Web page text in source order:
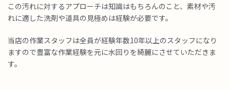
この汚れに対するアプローチは知識はもちろんのこと、素材や汚
れに適した洗剤や道具の見極めは経験が必要です。
当店の作業スタッフは全員が経験年数10年以上のスタッフになり
ますので豊富な作業経験を元に水回りを綺麗にさせていただきま
す。